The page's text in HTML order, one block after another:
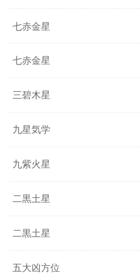
七赤金星
七赤金星
三碧木星
九星気学
九紫火星
二黒土星
二黒土星
五大凶方位